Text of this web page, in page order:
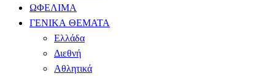
ΩΦΕΛΙΜΑ
ΓΕΝΙΚΑ ΘΕΜΑΤΑ
Ελλάδα
Διεθνή
Αθλητικά